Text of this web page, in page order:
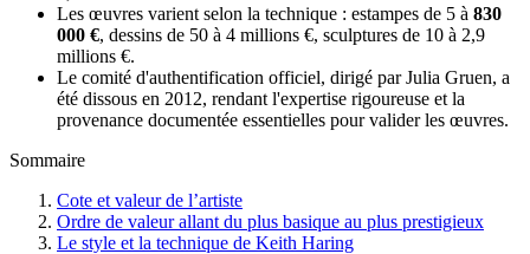
Les œuvres varient selon la technique : estampes de 5 à 830
000 €, dessins de 50 à 4 millions €, sculptures de 10 à 2,9
millions €.
Le comité d'authentification officiel, dirigé par Julia Gruen, a
été dissous en 2012, rendant l'expertise rigoureuse et la
provenance documentée essentielles pour valider les œuvres.
Sommaire
Cote et valeur de l’artiste
Ordre de valeur allant du plus basique au plus prestigieux
Le style et la technique de Keith Haring